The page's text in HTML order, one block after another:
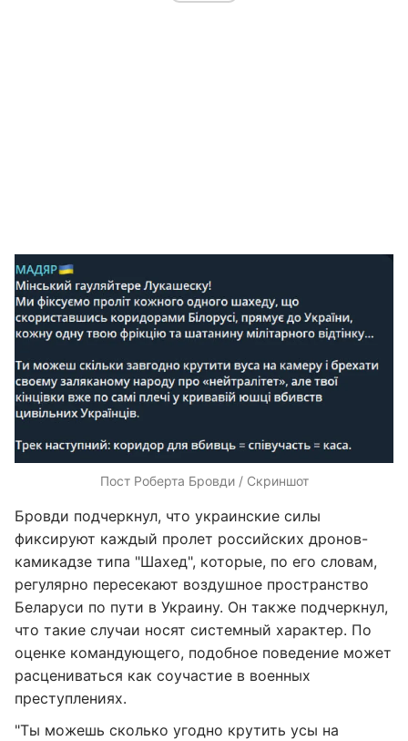
Пост Роберта Бровди / Скриншот
Бровди подчеркнул, что украинские силы
фиксируют каждый пролет российских дронов-
камикадзе типа "Шахед", которые, по его словам,
регулярно пересекают воздушное пространство
Беларуси по пути в Украину. Он также подчеркнул,
что такие случаи носят системный характер. По
оценке командующего, подобное поведение может
расцениваться как соучастие в военных
преступлениях.
"Ты можешь сколько угодно крутить усы на